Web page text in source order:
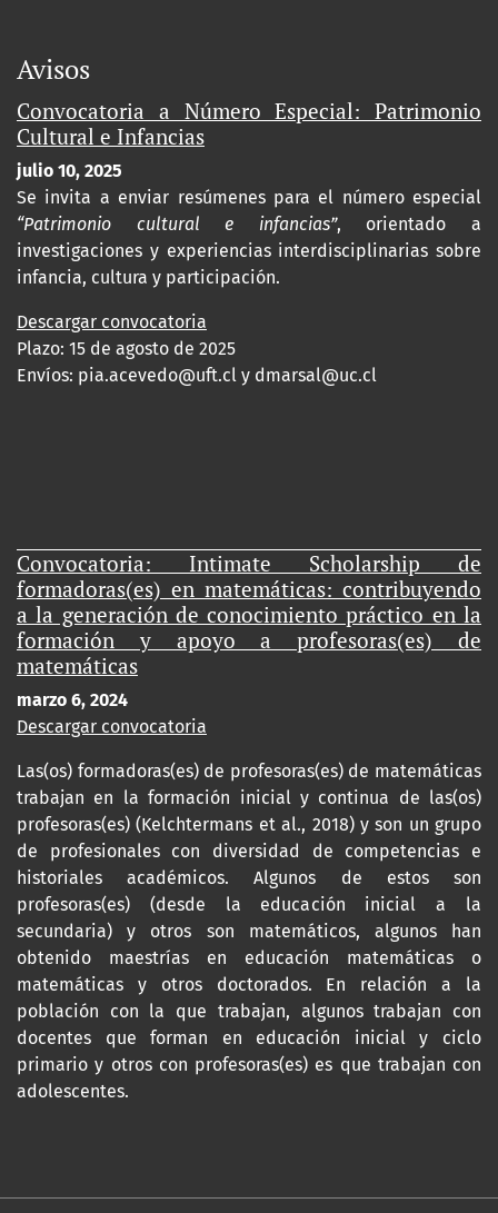
Avisos
Convocatoria a Número Especial: Patrimonio
Cultural e Infancias
julio 10, 2025
Se invita a enviar resúmenes para el número especial
“Patrimonio cultural e infancias”, orientado a
investigaciones y experiencias interdisciplinarias sobre
infancia, cultura y participación.
Descargar convocatoria
Plazo: 15 de agosto de 2025
Envíos: pia.acevedo@uft.cl y dmarsal@uc.cl
Convocatoria: Intimate Scholarship de
formadoras(es) en matemáticas: contribuyendo
a la generación de conocimiento práctico en la
formación y apoyo a profesoras(es) de
matemáticas
marzo 6, 2024
Descargar convocatoria
Las(os) formadoras(es) de profesoras(es) de matemáticas
trabajan en la formación inicial y continua de las(os)
profesoras(es) (Kelchtermans et al., 2018) y son un grupo
de profesionales con diversidad de competencias e
historiales académicos. Algunos de estos son
profesoras(es) (desde la educación inicial a la
secundaria) y otros son matemáticos, algunos han
obtenido maestrías en educación matemáticas o
matemáticas y otros doctorados. En relación a la
población con la que trabajan, algunos trabajan con
docentes que forman en educación inicial y ciclo
primario y otros con profesoras(es) es que trabajan con
adolescentes.